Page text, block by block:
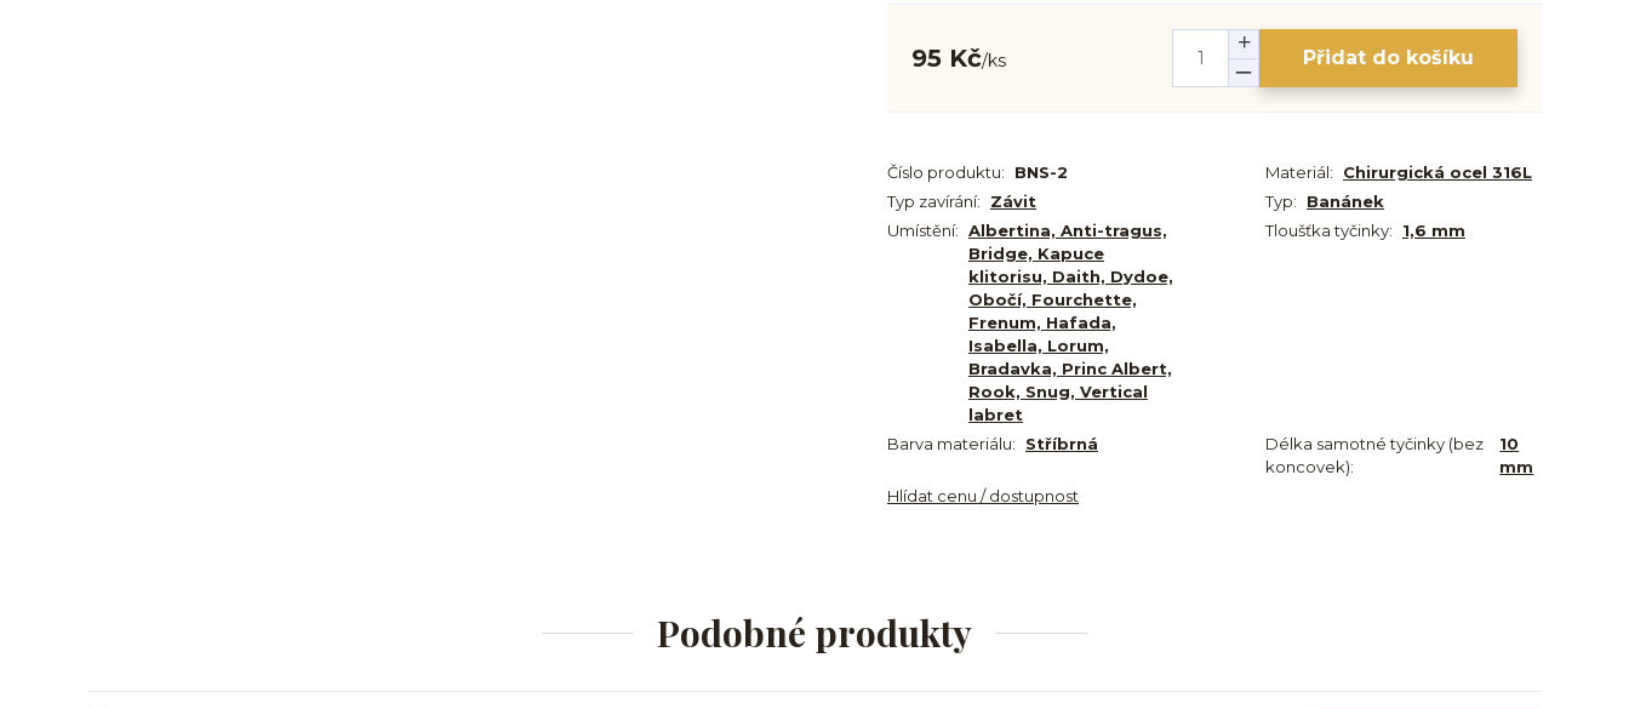
95 Kč/ks Přidat do košíku
Číslo produktu: BNS-2 Materiál:
Chirurgická ocel 316L
Typ zavírání:
Závit Typ:
Banánek
Umístění: Albertina, Anti-tragus,
Bridge, Kapuce
klitorisu, Daith, Dydoe,
Obočí, Fourchette,
Frenum, Hafada,
Isabella, Lorum,
Bradavka, Princ Albert,
Rook, Snug, Vertical
labret
Tloušťka tyčinky: 1,6 mm
Barva materiálu: Stříbrná
Délka samotné tyčinky (bez
koncovek):
10
mm
Hlídat cenu / dostupnost
Podobné produkty